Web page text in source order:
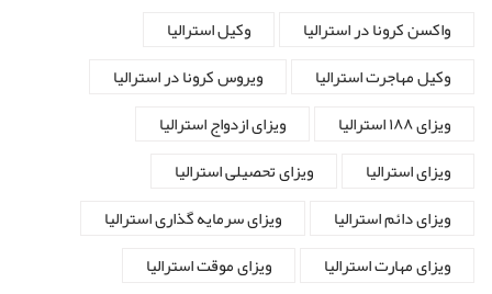
واکسن کرونا در استرالیا
وکیل استرالیا
وکیل مهاجرت استرالیا
ویروس کرونا در استرالیا
ویزای ۱۸۸ استرالیا
ویزای ازدواج استرالیا
ویزای استرالیا
ویزای تحصیلی استرالیا
ویزای دائم استرالیا
ویزای سرمایه گذاری استرالیا
ویزای مهارت استرالیا
ویزای موقت استرالیا